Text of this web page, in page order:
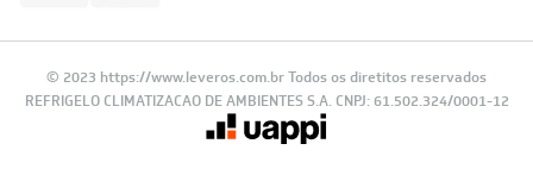
© 2023 https://www.leveros.com.br Todos os diretitos reservados
REFRIGELO CLIMATIZACAO DE AMBIENTES S.A. CNPJ: 61.502.324/0001-12